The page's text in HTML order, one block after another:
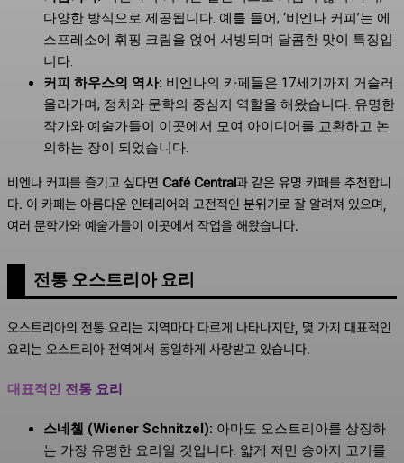
다양한 방식으로 제공됩니다. 예를 들어, ‘비엔나 커피’는 에
스프레소에 휘핑 크림을 얹어 서빙되며 달콤한 맛이 특징입
니다.
커피 하우스의 역사: 비엔나의 카페들은 17세기까지 거슬러
올라가며, 정치와 문학의 중심지 역할을 해왔습니다. 유명한
작가와 예술가들이 이곳에서 모여 아이디어를 교환하고 논
의하는 장이 되었습니다.
비엔나 커피를 즐기고 싶다면 Café Central과 같은 유명 카페를 추천합니
다. 이 카페는 아름다운 인테리어와 고전적인 분위기로 잘 알려져 있으며,
여러 문학가와 예술가들이 이곳에서 작업을 해왔습니다.
전통 오스트리아 요리
오스트리아의 전통 요리는 지역마다 다르게 나타나지만, 몇 가지 대표적인
요리는 오스트리아 전역에서 동일하게 사랑받고 있습니다.
대표적인 전통 요리
스네첼 (Wiener Schnitzel): 아마도 오스트리아를 상징하
는 가장 유명한 요리일 것입니다. 얇게 저민 송아지 고기를